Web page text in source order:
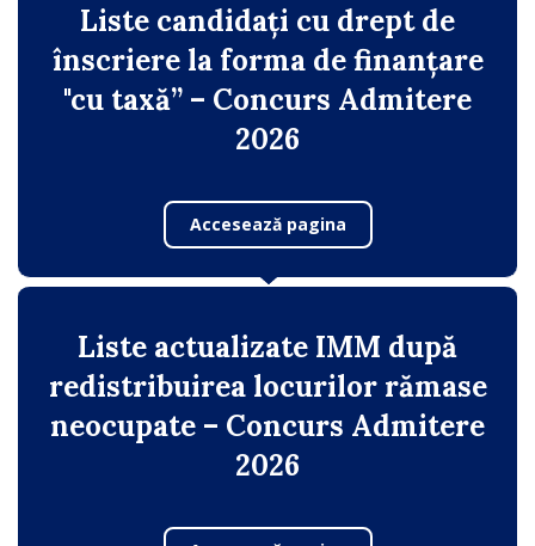
Liste candidați cu drept de
înscriere la forma de finanțare
"cu taxă” – Concurs Admitere
2026
Accesează pagina
Liste actualizate IMM după
redistribuirea locurilor rămase
neocupate – Concurs Admitere
2026